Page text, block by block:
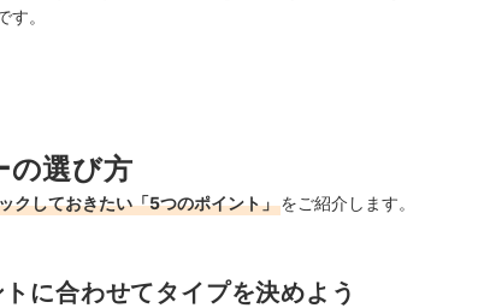
。
の選び方
クしておきたい「5つのポイント」をご紹介します。
に合わせてタイプを決めよう